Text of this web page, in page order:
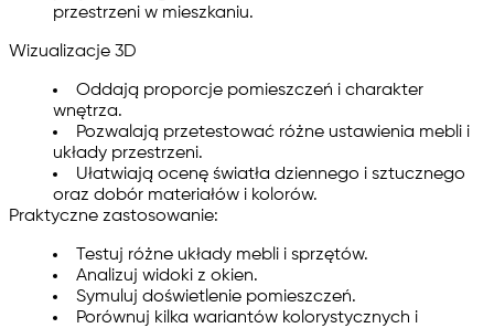
Wizualizacje 3D
Oddają proporcje pomieszczeń i charakter
wnętrza.
Pozwalają przetestować różne ustawienia mebli i
układy przestrzeni.
Ułatwiają ocenę światła dziennego i sztucznego
oraz dobór materiałów i kolorów.
Praktyczne zastosowanie:
Testuj różne układy mebli i sprzętów.
Analizuj widoki z okien.
Symuluj doświetlenie pomieszczeń.
Porównuj kilka wariantów kolorystycznych i